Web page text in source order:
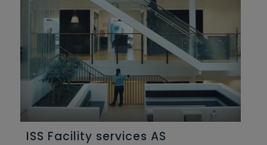
ISS Facility services AS